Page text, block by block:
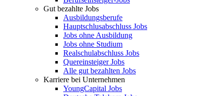
Gut bezahlte Jobs
Ausbildungsberufe
Hauptschlusabschluss Jobs
Jobs ohne Ausbildung
Jobs ohne Studium
Realschulabschluss Jobs
Quereinsteiger Jobs
Alle gut bezahlten Jobs
Karriere bei Unternehmen
YoungCapital Jobs